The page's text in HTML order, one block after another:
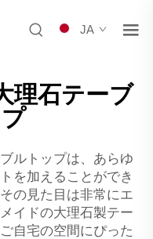
JA
理石テーブ
ルトップは、あらゆ
を加えることができ
の見た目は非常にエ
イドの大理石製テー
自宅の空間にぴった